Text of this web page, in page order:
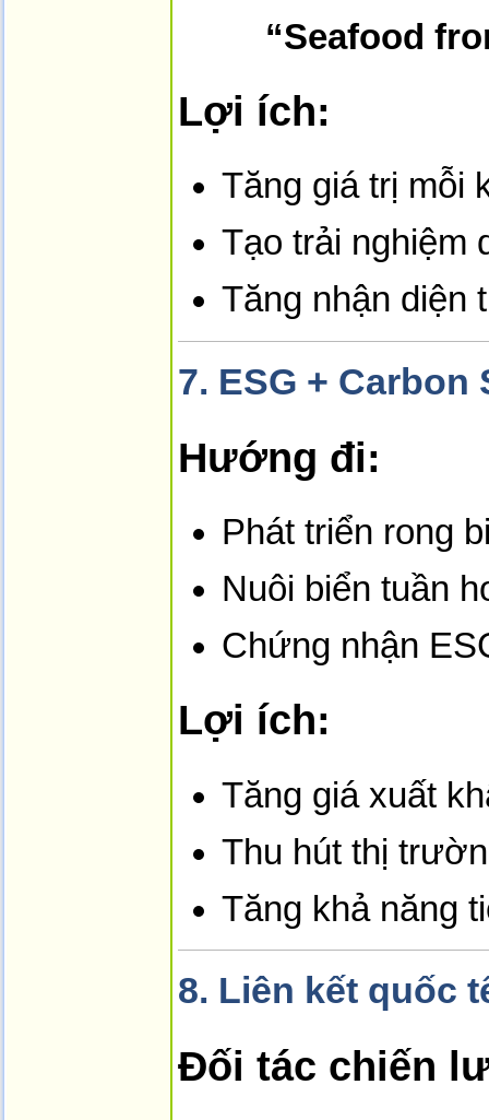
“Seafood
Lợi ích:
Tăng giá trị mỗi
Tạo trải nghiệm
Tăng nhận diện
7. ESG +
Hướng đi:
Phát triển rong
Nuôi biển tuần
Chứng nhận
Lợi ích:
Tăng giá xuất
Thu hút thị
Tăng khả năng
8. Liên kết quốc
Đối tác chiến